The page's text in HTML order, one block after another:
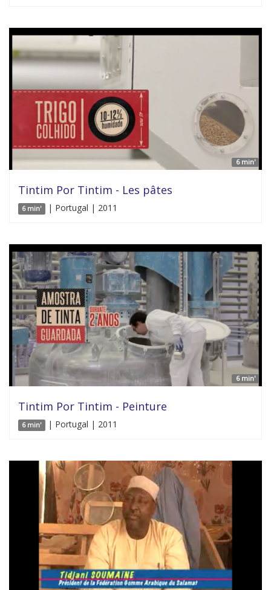
6 min'
Tintim Por Tintim - Les pâtes
6 min' | Portugal | 2011
6 min'
Tintim Por Tintim - Peinture
6 min' | Portugal | 2011